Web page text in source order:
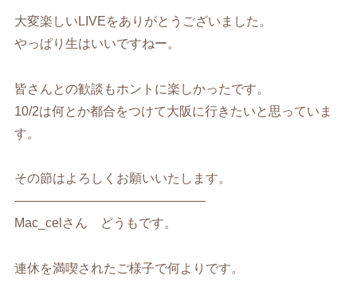
大変楽しいLIVEをありがとうございました。
やっぱり生はいいですねー。
皆さんとの歓談もホントに楽しかったです。
10/2は何とか都合をつけて大阪に行きたいと思っていま
す。
その節はよろしくお願いいたします。
———————————————
Mac_celさん どうもです。
連休を満喫されたご様子で何よりです。